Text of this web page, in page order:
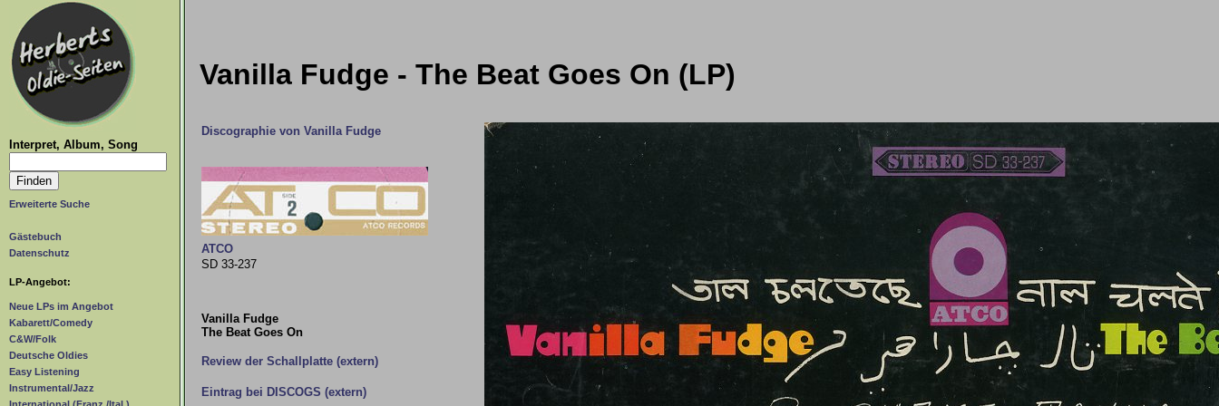
Interpret, Album, Song
Erweiterte Suche
Gästebuch
Datenschutz
LP-Angebot:
Neue LPs im Angebot
Kabarett/Comedy
C&W/Folk
Deutsche Oldies
Easy Listening
Instrumental/Jazz
Vanilla Fudge - The Beat Goes On (LP)
Discographie von Vanilla Fudge
ATCO
SD 33-237
Vanilla Fudge
The Beat Goes On
Review der Schallplatte (extern)
Eintrag bei DISCOGS (extern)